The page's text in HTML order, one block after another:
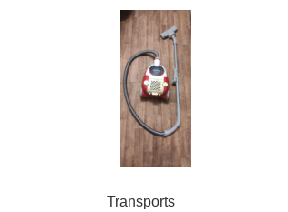
Transports